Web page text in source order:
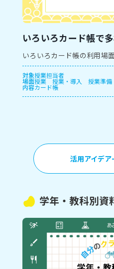
いろいろカード帳で
いろいろカード帳の利用場
対象授業担当者
場面授業 授業・導入 授業準備
放課後 休み時間
内容カード帳
活用アイデア
学年・教科別資